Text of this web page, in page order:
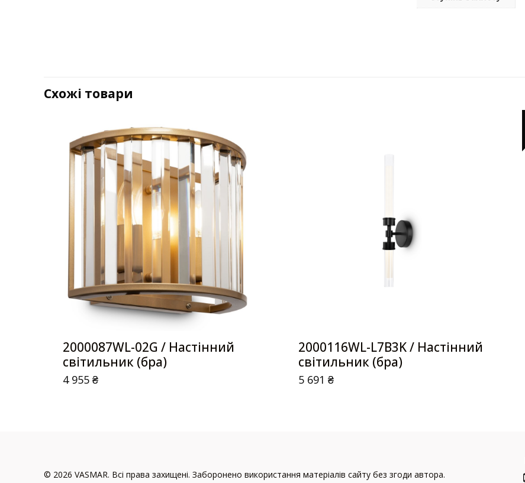
Схожі товари
2000087WL-02G / Настінний
світильник (бра)
4 955₴
2000116WL-L7B3K / Настінний
світильник (бра)
5 691₴
© 2026 VASMAR. Всі права захищені. Заборонено використання матеріалів сайту без згоди автора.